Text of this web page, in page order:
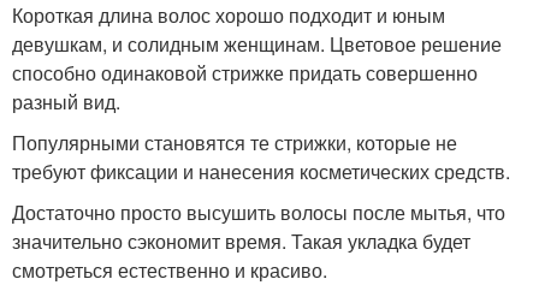
Короткая длина волос хорошо подходит и юным
девушкам, и солидным женщинам. Цветовое решение
способно одинаковой стрижке придать совершенно
разный вид.
Популярными становятся те стрижки, которые не
требуют фиксации и нанесения косметических средств.
Достаточно просто высушить волосы после мытья, что
значительно сэкономит время. Такая укладка будет
смотреться естественно и красиво.